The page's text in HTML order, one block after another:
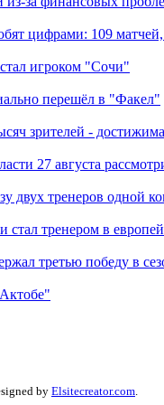
цифрами: 109 матчей,
игроком "Сочи"
перешёл в "Факел"
зрителей -
27 августа
двух тренеров одной
стал тренером в
третью победу в
by Elsitecreator.com